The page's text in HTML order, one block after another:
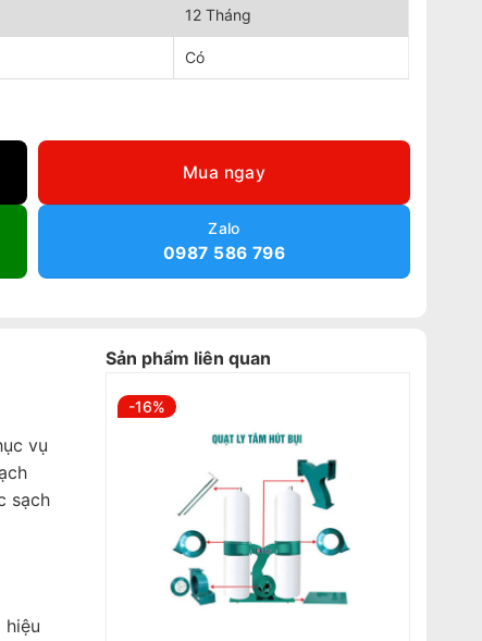
12 Tháng
Có
Mua ngay
Zalo
0987 586 796
vụ
sạch
Sản phẩm liên quan
-16%